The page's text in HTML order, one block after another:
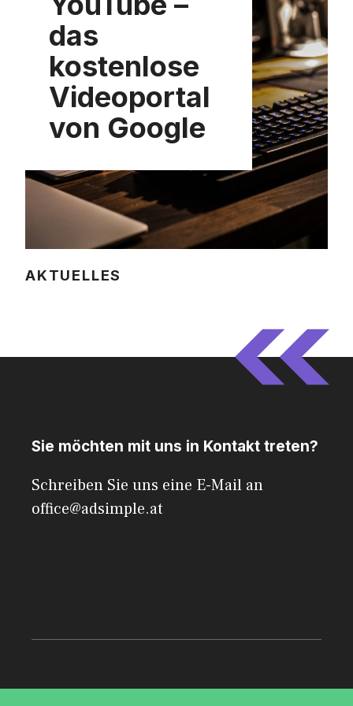
das
kostenlose
Videoportal
von Google
AKTUELLES
Sie möchten mit uns in Kontakt treten?
Schreiben Sie uns eine E-Mail an
office@adsimple.at